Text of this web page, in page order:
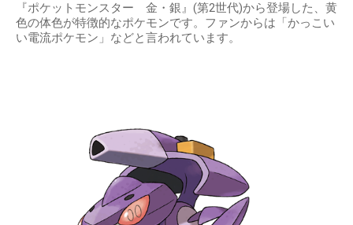
『ポケットモンスター 金・銀』(第2世代)から登場した、黄
色の体色が特徴的なポケモンです。ファンからは「かっこい
い電流ポケモン」などと言われています。